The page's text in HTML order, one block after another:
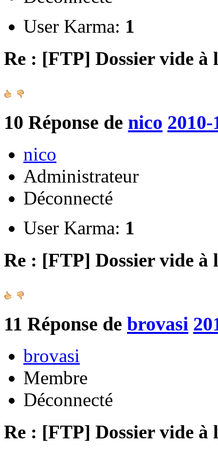
User Karma: 1
Re : [FTP] Dossier vide à
10 Réponse de nico
nico
Administrateur
Déconnecté
User Karma: 1
Re : [FTP] Dossier vide à
11 Réponse de brovasi
brovasi
Membre
Déconnecté
Re : [FTP] Dossier vide à